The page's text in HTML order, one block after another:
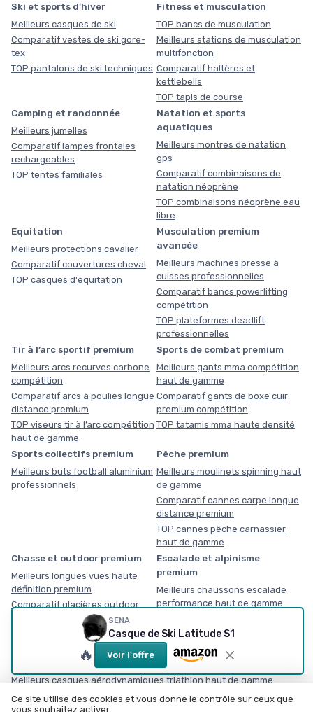
SENA
Casque de Ski Latitude S1
🔥 Voir l'offre
Ski et sports d'hiver
Meilleurs casques de ski
Comparatif vestes de ski gore-
tex
TOP pantalons de ski techniques
Fitness et musculation
TOP bancs de musculation
Meilleurs stations de musculation
multifonction
Comparatif haltères et
kettlebells
TOP tapis de course
Camping et randonnée
Meilleurs jumelles
Comparatif lampes frontales
rechargeables
TOP tentes familiales
Natation et sports
aquatiques
Meilleurs montres de natation
gps
Comparatif combinaisons de
natation néoprène
TOP combinaisons néoprène eau
libre
Equitation
Meilleurs protections cavalier
Comparatif couvertures cheval
TOP casques d'équitation
Musculation premium
avancée
Meilleurs machines presse à
cuisses professionnelles
Comparatif bancs powerlifting
compétition
TOP plateformes deadlift
professionnelles
Tir à l’arc sportif premium
Meilleurs arcs recurves carbone
compétition
Comparatif arcs à poulies longue
distance premium
TOP viseurs tir à l’arc compétition
haut de gamme
Sports de combat premium
Meilleurs gants mma compétition
haut de gamme
Comparatif gants de boxe cuir
premium compétition
TOP tatamis mma haute densité
Sports collectifs premium
Meilleurs buts football aluminium
professionnels
Pêche premium
Meilleurs moulinets spinning haut
de gamme
Comparatif cannes carpe longue
distance premium
TOP cannes pêche carnassier
haut de gamme
Chasse et outdoor premium
Meilleurs longues vues haute
définition premium
Comparatif glacières outdoor
haute performance
TOP jumelles professionnelles
observation nature
Escalade et alpinisme
premium
Meilleurs chaussons escalade
performance haut de gamme
Triathlon premium
Meilleurs casques aérodynamiques triathlon haut de gamme
Comparatif combinaisons triathlon néoprène compétition
Ce site utilise des cookies et vous donne le contrôle sur ceux que
vous souhaitez activer